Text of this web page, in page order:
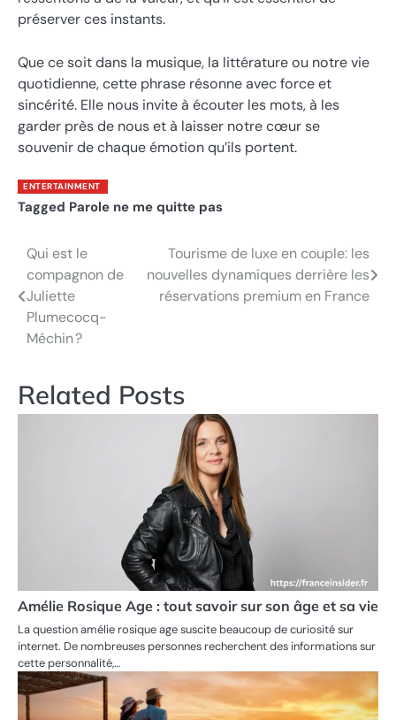
préserver ces instants.
Que ce soit dans la musique, la littérature ou notre vie
quotidienne, cette phrase résonne avec force et
sincérité. Elle nous invite à écouter les mots, à les
garder près de nous et à laisser notre cœur se
souvenir de chaque émotion qu’ils portent.
ENTERTAINMENT
Tagged Parole ne me quitte pas
Post
navigation
Qui est le
compagnon de
Juliette
Plumecocq-
Méchin ?
Tourisme de luxe en couple: les
nouvelles dynamiques derrière les
réservations premium en France
Related Posts
Amélie Rosique Age : tout savoir sur son âge et sa vie
La question amélie rosique age suscite beaucoup de curiosité sur
internet. De nombreuses personnes recherchent des informations sur
cette personnalité,…